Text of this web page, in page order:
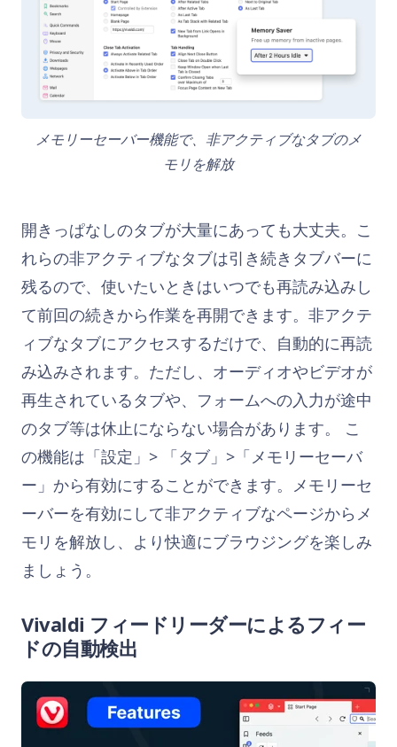
メモリーセーバー機能で、非アクティブなタブのメ
モリを解放
開きっぱなしのタブが大量にあっても大丈夫。こ
れらの非アクティブなタブは引き続きタブバーに
残るので、使いたいときはいつでも再読み込みし
て前回の続きから作業を再開できます。非アクテ
ィブなタブにアクセスするだけで、自動的に再読
み込みされます。ただし、オーディオやビデオが
再生されているタブや、フォームへの入力が途中
のタブ等は休止にならない場合があります。 こ
の機能は「設定」> 「タブ」>「メモリーセーバ
ー」から有効にすることができます。メモリーセ
ーバーを有効にして非アクティブなページからメ
モリを解放し、より快適にブラウジングを楽しみ
ましょう。
Vivaldi フィードリーダーによるフィー
ドの自動検出